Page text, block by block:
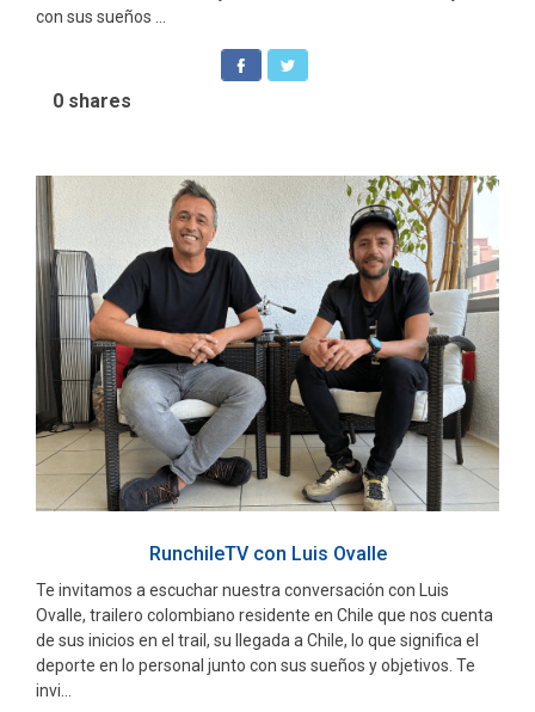
con sus sueños ...
0 shares
RunchileTV con Luis Ovalle
Te invitamos a escuchar nuestra conversación con Luis
Ovalle, trailero colombiano residente en Chile que nos cuenta
de sus inicios en el trail, su llegada a Chile, lo que significa el
deporte en lo personal junto con sus sueños y objetivos. Te
invi...